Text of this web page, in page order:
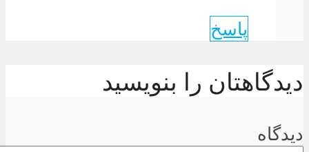
پاسخ
دیدگاهتان را بنویسید
دیدگاه